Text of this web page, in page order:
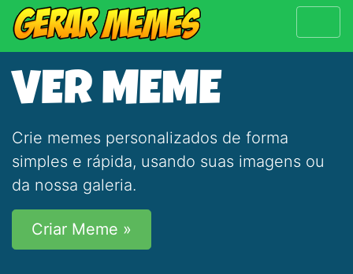
VER MEME
Crie memes personalizados de forma
simples e rápida, usando suas imagens ou
da nossa galeria.
Criar Meme »